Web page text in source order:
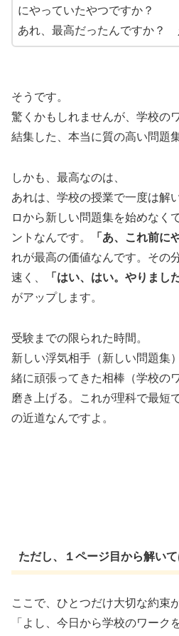
にやっていたやつですか？
あれ、最高だったんですか？
そうです。
驚くかもしれませんが、学校の
結集した、本当に質の高い問題
しかも、最高なのは、
あれは、学校の授業で一度は解
ロから新しい問題集を始めなく
ントなんです。
「あ、これ前に
れが最高の価値なんです。その
速く、
「はい、はい。やりまし
がアップします。
受験までの限られた時間。
新しい浮気相手（新しい問題集
緒に頑張ってきた相棒（学校の
磨き上げる。これが理科で最短
の近道なんですよ。
ただし、１ページ目から解いて
ここで、ひとつだけ大切な約束
「よし、今日から学校のワーク